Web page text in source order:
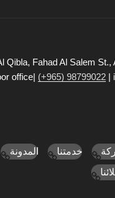
Qibla, Fahad Al Salem
office| (+965) 98799022 |
خدمتنا
المدونة